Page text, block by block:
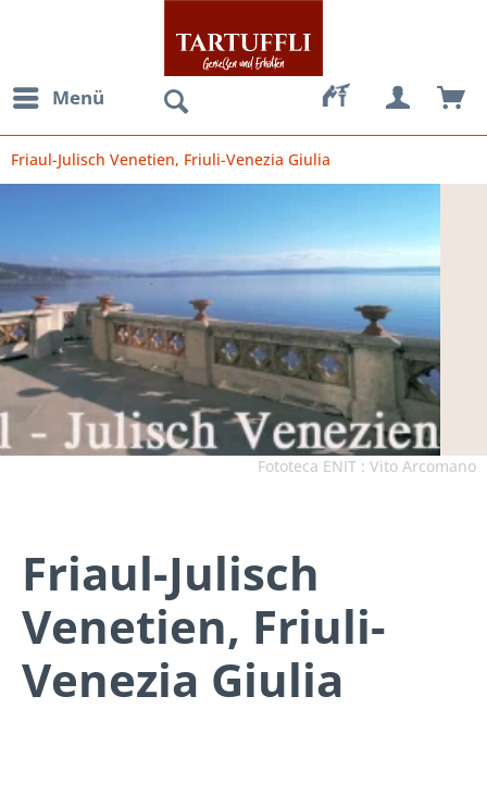
Menü
Friaul-Julisch Venetien, Friuli-Venezia Giulia
Fototeca ENIT : Vito Arcomano
Friaul-Julisch
Venetien, Friuli-
Venezia Giulia